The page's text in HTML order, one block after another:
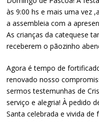
às 9:00 hs e mais uma vez
a assembleia com a
As crianças da catequese
receberem o pãozinho
Agora é tempo de
renovado nosso
sermos testemunhas de
serviço e alegria! À pedido
Santa celebrada e vivida